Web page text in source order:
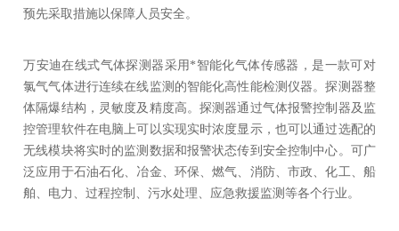
预先采取措施以保障人员安全。
万安迪在线式气体探测器采用*智能化气体传感器，是一款可对
氯气气体进行连续在线监测的智能化高性能检测仪器。探测器整
体隔爆结构，灵敏度及精度高。探测器通过气体报警控制器及监
控管理软件在电脑上可以实现实时浓度显示，也可以通过选配的
无线模块将实时的监测数据和报警状态传到安全控制中心。可广
泛应用于石油石化、冶金、环保、燃气、消防、市政、化工、船
舶、电力、过程控制、污水处理、应急救援监测等各个行业。